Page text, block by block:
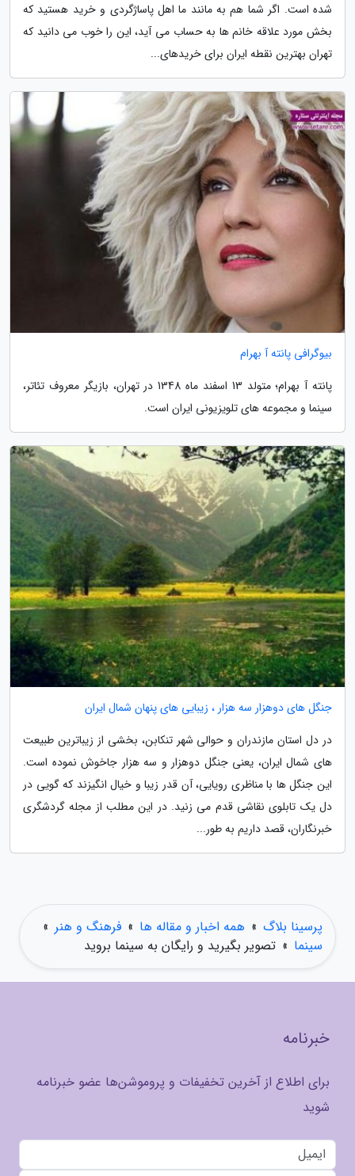
شده است. اگر شما هم به مانند ما اهل پاساژگردی و خرید هستید که
بخش مورد علاقه خانم ها به حساب می آید، این را خوب می دانید که
تهران بهترین نقطه ایران برای خریدهای...
بیوگرافی پانته آ بهرام
پانته آ بهرام؛ متولد 13 اسفند ماه 1348 در تهران، بازیگر معروف تئاتر،
سینما و مجموعه های تلویزیونی ایران است.
جنگل های دوهزار سه هزار ، زیبایی های پنهان شمال ایران
در دل استان مازندران و حوالی شهر تنکابن، بخشی از زیباترین طبیعت
های شمال ایران، یعنی جنگل دوهزار و سه هزار جاخوش نموده است.
این جنگل ها با مناظری رویایی، آن قدر زیبا و خیال انگیزند که گویی در
دل یک تابلوی نقاشی قدم می زنید. در این مطلب از مجله گردشگری
خبرنگاران، قصد داریم به طور...
پرسینا بلاگ » همه اخبار و مقاله ها » فرهنگ و هنر »
سینما » تصویر بگیرید و رایگان به سینما بروید
خبرنامه
برای اطلاع از آخرین تخفیفات و پروموشن‌ها عضو خبرنامه
شوید